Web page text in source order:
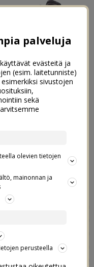
tehtäväksi
välipaloiksi
ei ole
2019 Trendistä, joka
Artikkelissa
2016 tehdystä
laitettiin tekemään
palveluja
käyttävät evästeitä ja
(esim. laitetunniste)
sivustojen
sekä
olevien tietojen
mainonnan ja
perusteella